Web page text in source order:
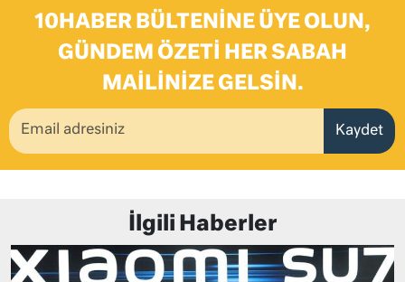
10HABER BÜLTENINE ÜYE OLUN,
GÜNDEM ÖZETI HER SABAH
MAILINIZE GELSIN.
Kaydet
İlgili Haberler